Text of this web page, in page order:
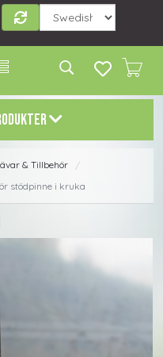
& Tillbehör
/
stödpinne i kruka